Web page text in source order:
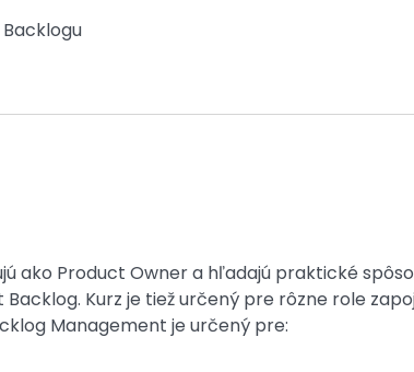
ako Product Owner a hľadajú praktické
Kurz je tiež určený pre rôzne role
Management je určený pre: